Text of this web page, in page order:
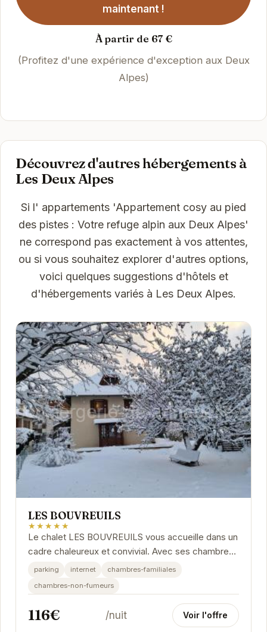
maintenant !
À partir de 67 €
(Profitez d'une expérience d'exception aux Deux
Alpes)
Découvrez d'autres hébergements à
Les Deux Alpes
Si l' appartements 'Appartement cosy au pied
des pistes : Votre refuge alpin aux Deux Alpes'
ne correspond pas exactement à vos attentes,
ou si vous souhaitez explorer d'autres options,
voici quelques suggestions d'hôtels et
d'hébergements variés à Les Deux Alpes.
LES BOUVREUILS
★★★★★
Le chalet LES BOUVREUILS vous accueille dans un
cadre chaleureux et convivial. Avec ses chambres
spacieuses et son ambiance montagnarde, il est
parking internet
chambres-familiales
chambres-non-fumeurs
116€ /nuit Voir l'offre